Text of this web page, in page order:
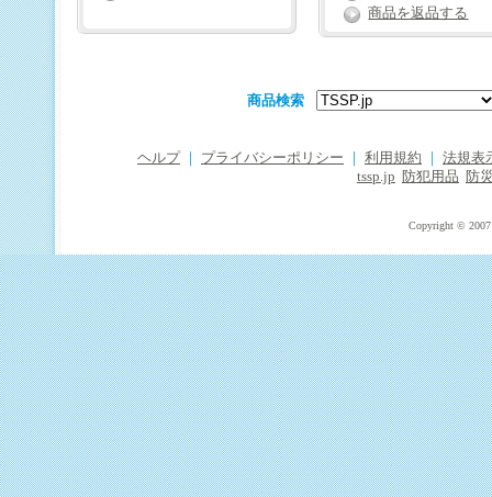
商品を返品する
商品検索
ヘルプ プライバシーポリシー 利用規約
法規表
tssp.jp
防犯用品 防
Copyright © 2007